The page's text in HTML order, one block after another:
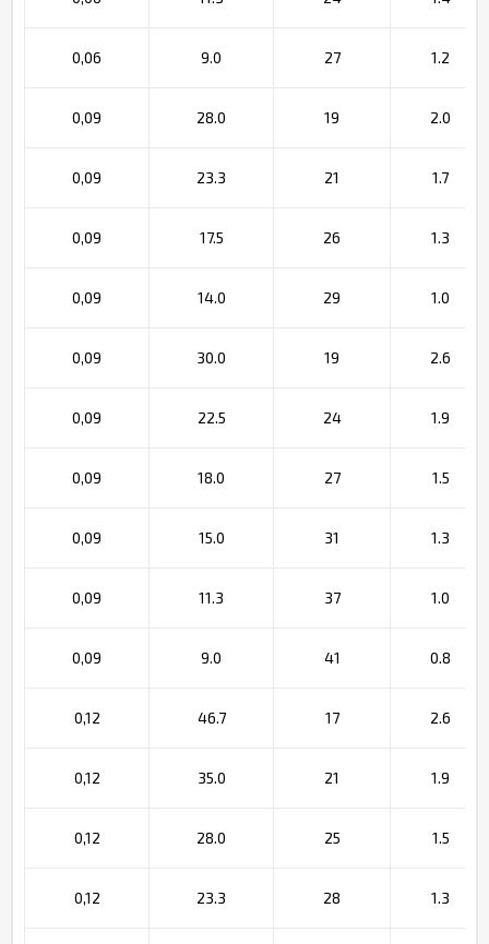
0,06 9.0 27 1.2
0,09 28.0 19 2.0
0,09 23.3 21 1.7
0,09 17.5 26 1.3
0,09 14.0 29 1.0
0,09 30.0 19 2.6
0,09 22.5 24 1.9
0,09 18.0 27 1.5
0,09 15.0 31 1.3
0,09 11.3 37 1.0
0,09 9.0 41 0.8
0,12 46.7 17 2.6
0,12 35.0 21 1.9
0,12 28.0 25 1.5
0,12 23.3 28 1.3